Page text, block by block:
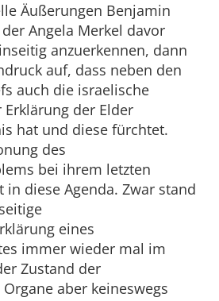
Äußerungen Benjamin
Angela Merkel davor
anzuerkennen, dann
auf, dass neben den
auch die israelische
der Elder
hat und diese fürchtet.
des
bei ihrem letzten
in diese Agenda. Zwar stand
eines
immer wieder mal im
Zustand der
aber keineswegs